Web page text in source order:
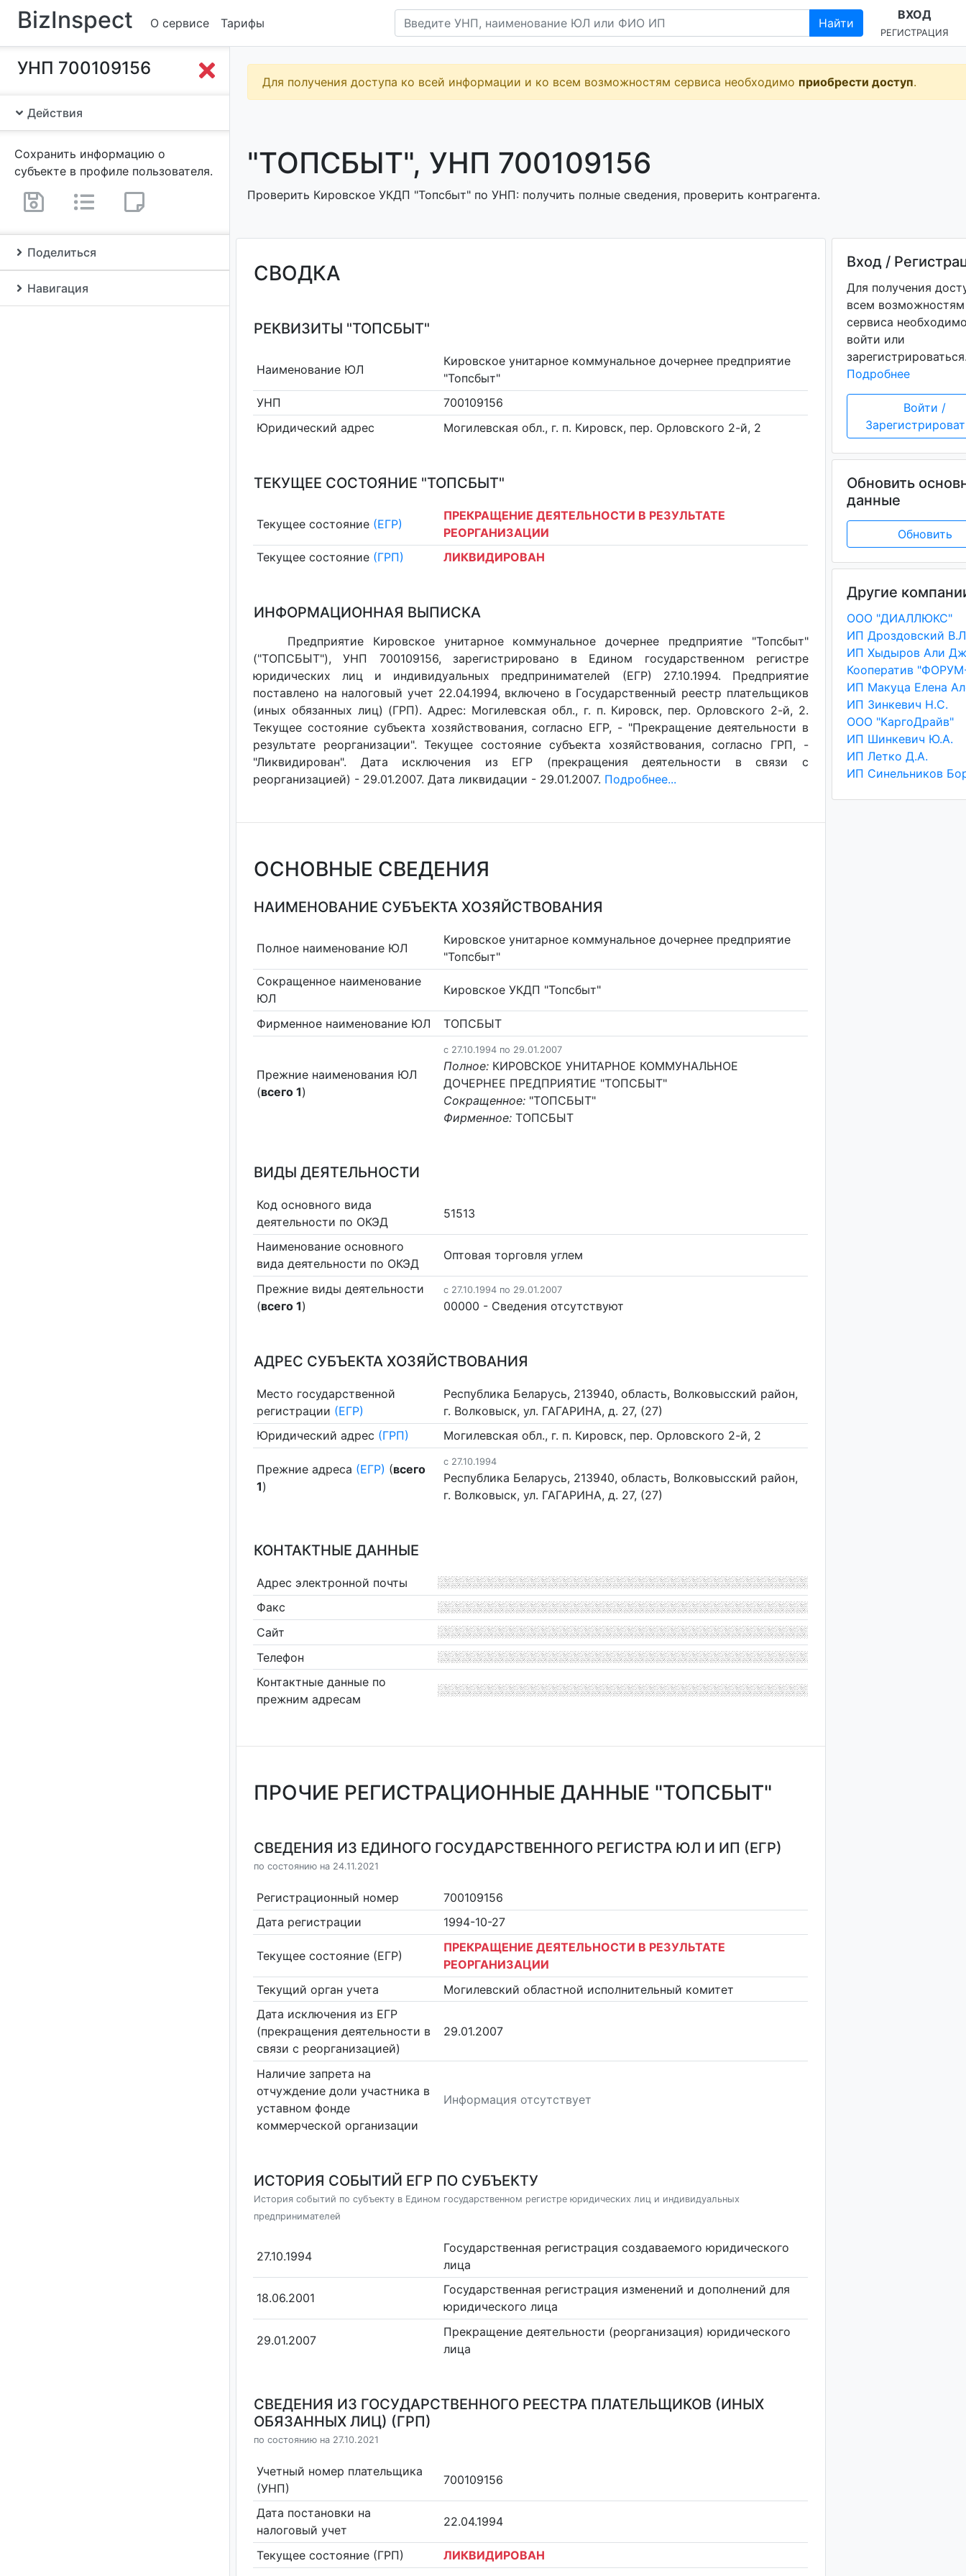
BizInspect О сервисе Тарифы Найти
ВХОД
РЕГИСТРАЦИЯ
УНП 700109156
Действия
Сохранить информацию о
субъекте в профиле пользователя.
Поделиться
Навигация
Для получения доступа ко всей информации и ко всем возможностям сервиса необходимо приобрести доступ.
"ТОПСБЫТ", УНП 700109156
Проверить Кировское УКДП "Топсбыт" по УНП: получить полные сведения, проверить контрагента.
СВОДКА
РЕКВИЗИТЫ "ТОПСБЫТ"
Наименование ЮЛ
Кировское унитарное коммунальное дочернее предприятие
"Топсбыт"
УНП
700109156
Юридический адрес
Могилевская обл., г. п. Кировск, пер. Орловского 2-й, 2
ТЕКУЩЕЕ СОСТОЯНИЕ "ТОПСБЫТ"
Текущее состояние (ЕГР)
ПРЕКРАЩЕНИЕ ДЕЯТЕЛЬНОСТИ В РЕЗУЛЬТАТЕ
РЕОРГАНИЗАЦИИ
Текущее состояние (ГРП) ЛИКВИДИРОВАН
ИНФОРМАЦИОННАЯ ВЫПИСКА
Предприятие Кировское унитарное коммунальное дочернее предприятие "Топсбыт"
("ТОПСБЫТ"), УНП 700109156, зарегистрировано в Едином государственном регистре
юридических лиц и индивидуальных предпринимателей (ЕГР) 27.10.1994. Предприятие
поставлено на налоговый учет 22.04.1994, включено в Государственный реестр плательщиков
(иных обязанных лиц) (ГРП). Адрес: Могилевская обл., г. п. Кировск, пер. Орловского 2-й, 2.
Текущее состояние субъекта хозяйствования, согласно ЕГР, - "Прекращение деятельности в
результате реорганизации". Текущее состояние субъекта хозяйствования, согласно ГРП, -
"Ликвидирован". Дата исключения из ЕГР (прекращения деятельности в связи с
реорганизацией) - 29.01.2007. Дата ликвидации - 29.01.2007. Подробнее...
ОСНОВНЫЕ СВЕДЕНИЯ
НАИМЕНОВАНИЕ СУБЪЕКТА ХОЗЯЙСТВОВАНИЯ
Полное наименование ЮЛ
Кировское унитарное коммунальное дочернее предприятие
"Топсбыт"
Сокращенное наименование
ЮЛ
Кировское УКДП "Топсбыт"
Фирменное наименование ЮЛ ТОПСБЫТ
Прежние наименования ЮЛ
(всего 1)
c 27.10.1994 по 29.01.2007
Полное: КИРОВСКОЕ УНИТАРНОЕ КОММУНАЛЬНОЕ
ДОЧЕРНЕЕ ПРЕДПРИЯТИЕ "ТОПСБЫТ"
Сокращенное: "ТОПСБЫТ"
Фирменное: ТОПСБЫТ
ВИДЫ ДЕЯТЕЛЬНОСТИ
Код основного вида
деятельности по ОКЭД
51513
Наименование основного
вида деятельности по ОКЭД
Оптовая торговля углем
Прежние виды деятельности
(всего 1)
c 27.10.1994 по 29.01.2007
00000 - Cведения отсутствуют
АДРЕС СУБЪЕКТА ХОЗЯЙСТВОВАНИЯ
Место государственной
регистрации (ЕГР)
Республика Беларусь, 213940, область, Волковысский район,
г. Волковыск, ул. ГАГАРИНА, д. 27, (27)
Юридический адрес (ГРП) Могилевская обл., г. п. Кировск, пер. Орловского 2-й, 2
Прежние адреса (ЕГР) (всего
1)
c 27.10.1994
Республика Беларусь, 213940, область, Волковысский район,
г. Волковыск, ул. ГАГАРИНА, д. 27, (27)
КОНТАКТНЫЕ ДАННЫЕ
Адрес электронной почты
Факс
Сайт
Телефон
Контактные данные по
прежним адресам
ПРОЧИЕ РЕГИСТРАЦИОННЫЕ ДАННЫЕ "ТОПСБЫТ"
СВЕДЕНИЯ ИЗ ЕДИНОГО ГОСУДАРСТВЕННОГО РЕГИСТРА ЮЛ И ИП (ЕГР)
по состоянию на 24.11.2021
Регистрационный номер
700109156
Дата регистрации
1994-10-27
Текущее состояние (ЕГР)
ПРЕКРАЩЕНИЕ ДЕЯТЕЛЬНОСТИ В РЕЗУЛЬТАТЕ
РЕОРГАНИЗАЦИИ
Текущий орган учета
Могилевский областной исполнительный комитет
Дата исключения из ЕГР
(прекращения деятельности в
связи с реорганизацией)
29.01.2007
Наличие запрета на
отчуждение доли участника в
уставном фонде
коммерческой организации
Информация отсутствует
ИСТОРИЯ СОБЫТИЙ ЕГР ПО СУБЪЕКТУ
История событий по субъекту в Едином государственном регистре юридических лиц и индивидуальных
предпринимателей
27.10.1994
Государственная регистрация создаваемого юридического
лица
18.06.2001
Государственная регистрация изменений и дополнений для
юридического лица
29.01.2007
Прекращение деятельности (реорганизация) юридического
лица
СВЕДЕНИЯ ИЗ ГОСУДАРСТВЕННОГО РЕЕСТРА ПЛАТЕЛЬЩИКОВ (ИНЫХ
ОБЯЗАННЫХ ЛИЦ) (ГРП)
по состоянию на 27.10.2021
Учетный номер плательщика
(УНП)
700109156
Дата постановки на
налоговый учет
22.04.1994
Текущее состояние (ГРП)
ЛИКВИДИРОВАН
Вход /
Для получения
всем возможностям
сервиса
войти или
Подробнее
Войти /
Обновить
данные
Обновить
Другие
ООО "ДИАЛЛЮКС"
ИП Дроздовский
Кооператив
ИП Зинкевич Н.С.
ООО "КаргоДрайв"
ИП Шинкевич Ю.А.
ИП Летко Д.А.